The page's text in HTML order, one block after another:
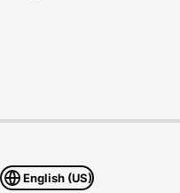
English (US)